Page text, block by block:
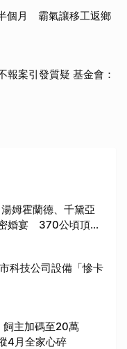
個月 霸氣讓移工返鄉
報案引發質疑 基金會：
姆霍蘭德、千黛亞
婚宴 370公頃頂級
科技公司設備「慘卡
飼主加碼至20萬
4月全家心碎